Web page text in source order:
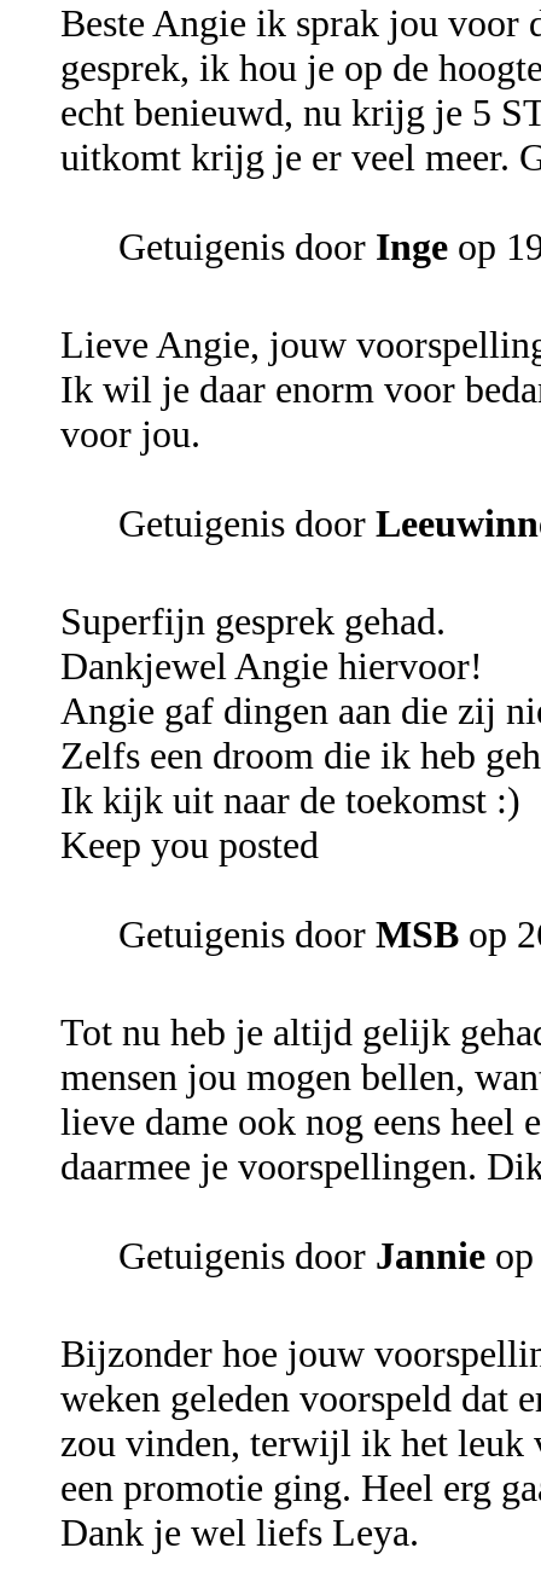
Beste Angie ik sprak jou voor
gesprek, ik hou je op de
echt benieuwd, nu krijg je 5
uitkomt krijg je er veel meer.
Getuigenis door Inge op
Lieve Angie, jouw
Ik wil je daar enorm voor
voor jou.
Getuigenis door
Superfijn gesprek gehad.
Dankjewel Angie hiervoor!
Angie gaf dingen aan die zij
Zelfs een droom die ik heb
Ik kijk uit naar de toekomst :)
Keep you posted
Getuigenis door MSB op
Tot nu heb je altijd gelijk
mensen jou mogen bellen,
lieve dame ook nog eens heel
daarmee je voorspellingen.
Getuigenis door Jannie
Bijzonder hoe jouw
weken geleden voorspeld dat
zou vinden, terwijl ik het leuk
een promotie ging. Heel erg
Dank je wel liefs Leya.